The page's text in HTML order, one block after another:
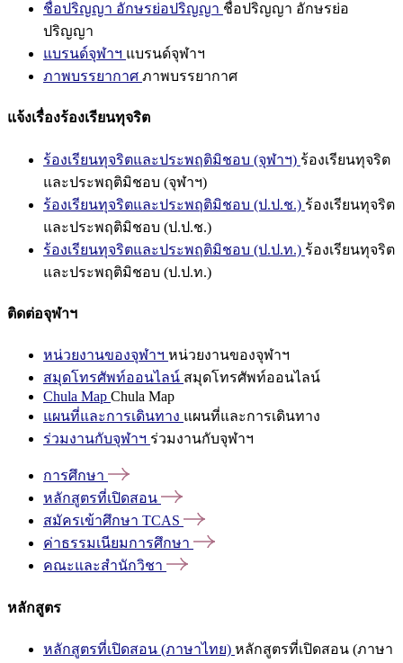
ชื่อปริญญา อักษรย่อปริญญา ชื่อปริญญา อักษรย่อ
ปริญญา
แบรนด์จุฬาฯ แบรนด์จุฬาฯ
ภาพบรรยากาศ ภาพบรรยากาศ
แจ้งเรื่องร้องเรียนทุจริต
ร้องเรียนทุจริตและประพฤติมิชอบ (จุฬาฯ) ร้องเรียนทุจริต
และประพฤติมิชอบ (จุฬาฯ)
ร้องเรียนทุจริตและประพฤติมิชอบ (ป.ป.ช.) ร้องเรียนทุจริต
และประพฤติมิชอบ (ป.ป.ช.)
ร้องเรียนทุจริตและประพฤติมิชอบ (ป.ป.ท.) ร้องเรียนทุจริต
และประพฤติมิชอบ (ป.ป.ท.)
ติดต่อจุฬาฯ
หน่วยงานของจุฬาฯ หน่วยงานของจุฬาฯ
สมุดโทรศัพท์ออนไลน์ สมุดโทรศัพท์ออนไลน์
Chula Map Chula Map
แผนที่และการเดินทาง แผนที่และการเดินทาง
ร่วมงานกับจุฬาฯ ร่วมงานกับจุฬาฯ
การศึกษา
หลักสูตรที่เปิดสอน
สมัครเข้าศึกษา TCAS
ค่าธรรมเนียมการศึกษา
คณะและสำนักวิชา
หลักสูตร
หลักสูตรที่เปิดสอน (ภาษาไทย) หลักสูตรที่เปิดสอน (ภาษา